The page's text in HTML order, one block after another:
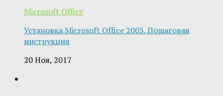
Microsoft Office
Установка Microsoft Office 2003. Пошаговая
инструкция
20 Ноя, 2017